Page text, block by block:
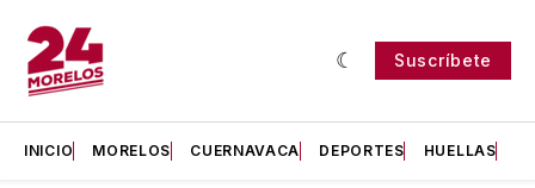
Suscríbete
INICIO MORELOS CUERNAVACA DEPORTES HUELLAS